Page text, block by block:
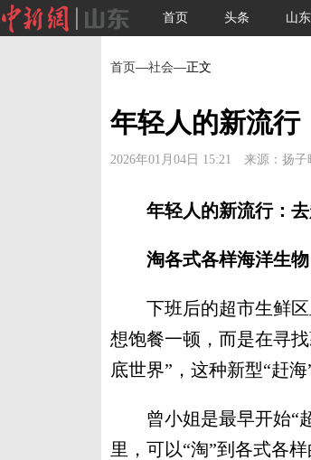
首页 头条 山东
首页—社会—正文
年轻人的新流行
2026年01月04日 15:21 来源：扬子
年轻人的新流行：
淘各式各样海洋生
下班后的超市生鲜区
想饱餐一顿，而是在寻
底世界”，这种新型“赶海
曾小姐是最早开始“超
里，可以“淘”到各式各